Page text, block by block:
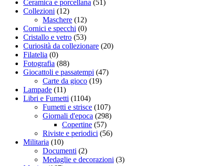
Ceramica e porcellana (51)
Collezioni (12)
Maschere (12)
Cornici e specchi (0)
Cristallo e vetro (53)
Curiosità da collezionare (20)
Filatelia (0)
Fotografia (88)
Giocattoli e passatempi (47)
Carte da gioco (19)
Lampade (11)
Libri e Fumetti (1104)
Fumetti e strisce (107)
Giornali d'epoca (298)
Copertine (57)
Riviste e periodici (56)
Militaria (10)
Documenti (2)
Medaglie e decorazioni (3)